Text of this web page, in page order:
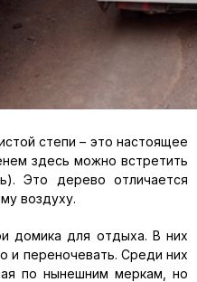
степи – это настоящее
здесь можно встретить
Это дерево отличается
воздуху.
домика для отдыха. В них
и переночевать. Среди них
по нынешним меркам, но